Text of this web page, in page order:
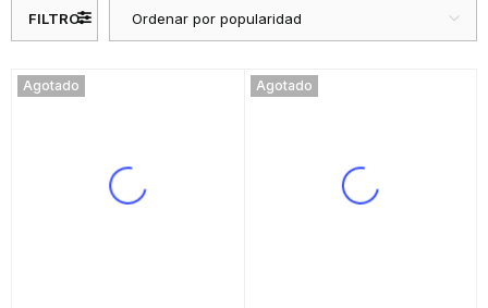
FILTRO Ordenar por popularidad
Agotado Agotado